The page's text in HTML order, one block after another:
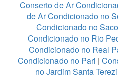
Conserto de Ar
de Ar Condicionado no
Condicionado no
Condicionado no Rio
Condicionado no Real
Condicionado no Pari |
no Jardim Santa